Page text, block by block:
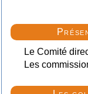
Le Comité
Les